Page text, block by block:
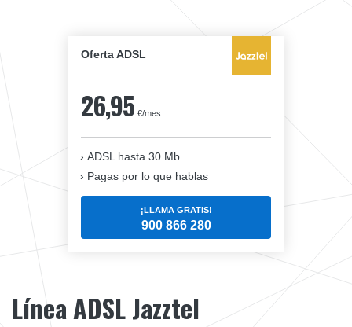
Oferta ADSL
26,95 €/mes
ADSL hasta 30 Mb
Pagas por lo que hablas
¡LLAMA GRATIS!
900 866 280
Línea ADSL Jazztel